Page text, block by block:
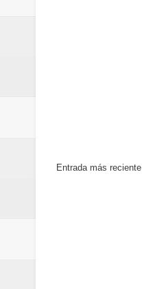
Entrada más reciente